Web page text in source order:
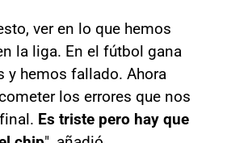
ver en lo que hemos
la liga. En el fútbol gana
y hemos fallado. Ahora
los errores que nos
Es triste pero hay que